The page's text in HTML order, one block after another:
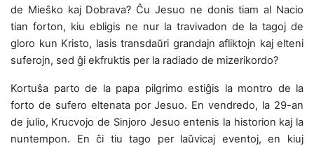
de Mieŝko kaj Dobrava? Ĉu Jesuo ne donis tiam al Nacio
tian forton, kiu ebligis ne nur la travivadon de la tagoj de
gloro kun Kristo, lasis transdaŭri grandajn afliktojn kaj elteni
suferojn, sed ĝi ekfruktis per la radiado de mizerikordo?
Kortuŝa parto de la papa pilgrimo estiĝis la montro de la
forto de sufero eltenata por Jesuo. En vendredo, la 29-an
de julio, Krucvojo de Sinjoro Jesuo entenis la historion kaj la
nuntempon. En ĉi tiu tago per laŭvicaj eventoj, en kiuj